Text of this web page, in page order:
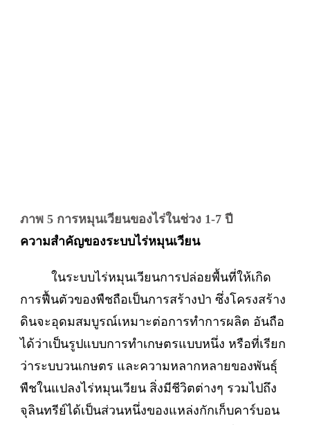
ภาพ 5 การหมุนเวียนของไร่ในช่วง 1-7 ปี
ความสำคัญของระบบไร่หมุนเวียน
ในระบบไร่หมุนเวียนการปล่อยพื้นที่ให้เกิด
การฟื้นตัวของพืชถือเป็นการสร้างป่า ซึ่งโครงสร้าง
ดินจะอุดมสมบูรณ์เหมาะต่อการทำการผลิต อันถือ
ได้ว่าเป็นรูปแบบการทำเกษตรแบบหนึ่ง หรือที่เรียก
ว่าระบบวนเกษตร และความหลากหลายของพันธุ์
พืชในแปลงไร่หมุนเวียน สิ่งมีชีวิตต่างๆ รวมไปถึง
จุลินทรีย์ได้เป็นส่วนหนึ่งของแหล่งกักเก็บคาร์บอน